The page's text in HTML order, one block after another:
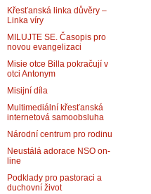
Křesťanská linka důvěry –
Linka víry
MILUJTE SE. Časopis pro
novou evangelizaci
Misie otce Billa pokračují v
otci Antonym
Misijní díla
Multimediální křesťanská
internetová samoobsluha
Národní centrum pro rodinu
Neustálá adorace NSO on-
line
Podklady pro pastoraci a
duchovní život